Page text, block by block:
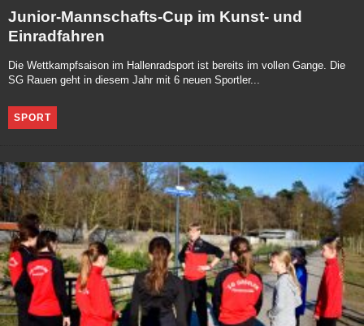
Junior-Mannschafts-Cup im Kunst- und
Einradfahren
Die Wettkampfsaison im Hallenradsport ist bereits im vollen Gange. Die
SG Rauen geht in diesem Jahr mit 6 neuen Sportler...
SPORT